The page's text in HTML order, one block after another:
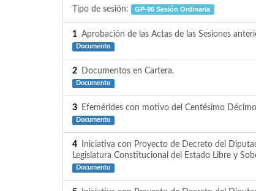
Tipo de sesión: GP-96 Sesión Ordinaria
1 Aprobación de las Actas de las Sesiones
Documento
2 Documentos en Cartera.
Documento
3 Efemérides con motivo del Centésimo
Documento
4
Iniciativa con Proyecto de Decreto del
Legislatura Constitucional del Estado Libre y
Documento